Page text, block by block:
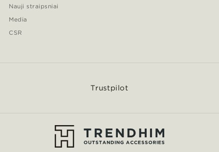
Nauji straipsniai
Media
CSR
Trustpilot